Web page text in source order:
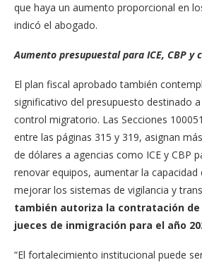
que haya un aumento proporcional en
indicó el abogado.
Aumento presupuestal para ICE, CBP
El plan fiscal aprobado también
significativo del presupuesto destinado
control migratorio. Las Secciones
entre las páginas 315 y 319, asignan
de dólares a agencias como ICE y CBP
renovar equipos, aumentar la capacidad
mejorar los sistemas de vigilancia y
también autoriza la contratación de
jueces de inmigración para el año
“El fortalecimiento institucional puede